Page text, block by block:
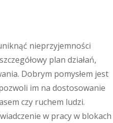
nieprzyjemności
plan działań,
Dobrym pomysłem jest
im na dostosowanie
czy ruchem ludzi.
w pracy w blokach